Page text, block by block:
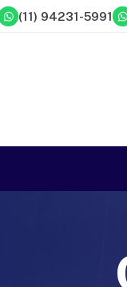
(11) 94231-5991